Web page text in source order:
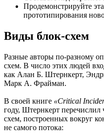
Продемонстрируйте
прототипирования
Виды блок-схем
Разные авторы по-разному
схем. В число этих людей
как Алан Б. Штернкерт,
Марк А. Фрайман.
В своей книге «Critical
году, Штернкерт
схем, построенных вокруг
не самого потока: